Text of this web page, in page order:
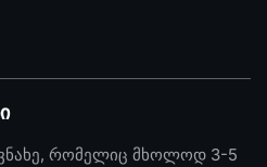
რომელიც მხოლოდ 3-5